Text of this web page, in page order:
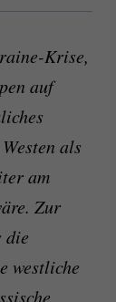
Krise,
auf
als
am
Zur
die
westliche